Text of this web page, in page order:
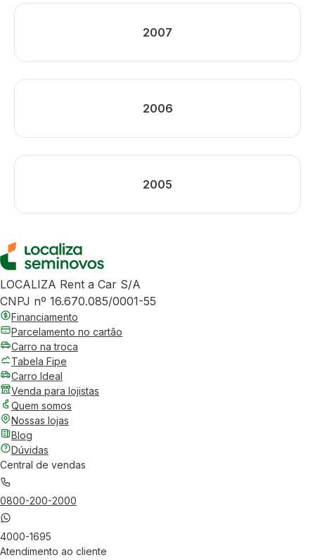
2007
2006
2005
LOCALIZA Rent a Car S/A
CNPJ nº 16.670.085/0001-55
Financiamento
Parcelamento no cartão
Carro na troca
Tabela Fipe
Carro Ideal
Venda para lojistas
Quem somos
Nossas lojas
Blog
Dúvidas
Central de vendas
0800-200-2000
4000-1695
Atendimento ao cliente